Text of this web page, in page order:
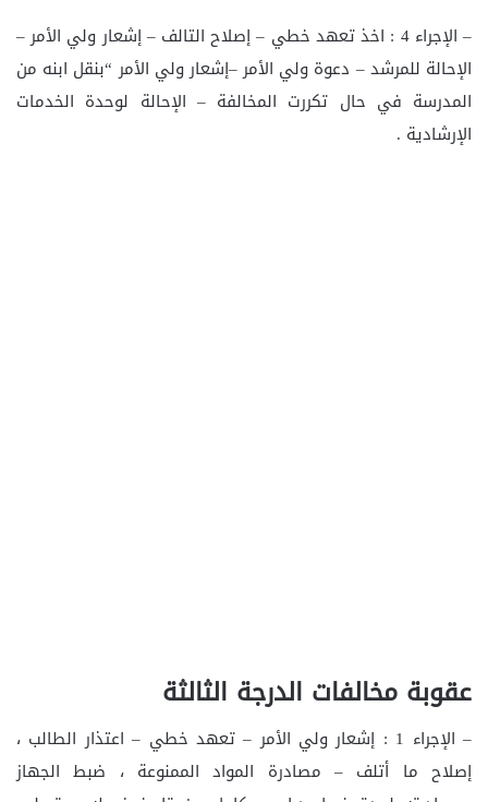
– الإجراء 4 : اخذ تعهد خطي – إصلاح التالف – إشعار ولي الأمر –
الإحالة للمرشد – دعوة ولي الأمر –إشعار ولي الأمر “بنقل ابنه من
المدرسة في حال تكررت المخالفة – الإحالة لوحدة الخدمات
الإرشادية .
عقوبة مخالفات الدرجة الثالثة
– الإجراء 1 : إشعار ولي الأمر – تعهد خطي – اعتذار الطالب ،
إصلاح ما أتلف – مصادرة المواد الممنوعة ، ضبط الجهاز